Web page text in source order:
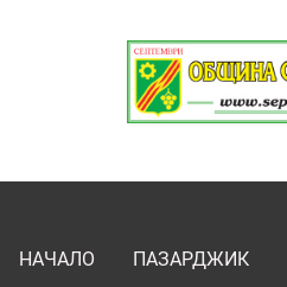
НАЧАЛО ПАЗАРДЖИК